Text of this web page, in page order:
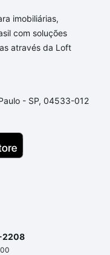
para você, com
em
SP que
opções de
tem alguma
processo de
para comprar
e
imobiliárias,
com soluções
através da Loft
- SP, 04533-012
2208